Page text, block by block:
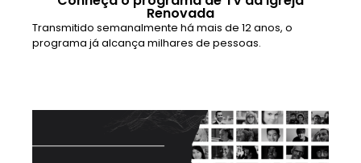
Renovada
Transmitido semanalmente há mais de 12 anos, o
programa já alcança milhares de pessoas.